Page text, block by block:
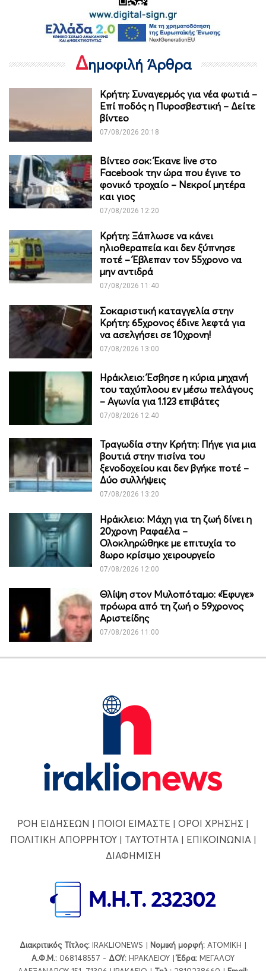
Δημοφιλή Άρθρα
Κρήτη: Συναγερμός για νέα φωτιά –
Επί ποδός η Πυροσβεστική – Δείτε
βίντεο
07/08/2026 20:18
Βίντεο σοκ: Έκανε live στο
Facebook την ώρα που έγινε το
φονικό τροχαίο – Νεκροί μητέρα
και γιος
07/08/2026 12:20
Κρήτη: Ξάπλωσε να κάνει
ηλιοθεραπεία και δεν ξύπνησε
ποτέ – Έβλεπαν τον 55χρονο να
μην αντιδρά
07/08/2026 11:40
Σοκαριστική καταγγελία στην
Κρήτη: 65χρονος έδινε λεφτά για
να ασελγήσει σε 10χρονη!
07/08/2026 13:00
Ηράκλειο: Έσβησε η κύρια μηχανή
του ταχύπλοου εν μέσω πελάγους
– Αγωνία για 1.123 επιβάτες
07/08/2026 12:40
Τραγωδία στην Κρήτη: Πήγε για μια
βουτιά στην πισίνα του
ξενοδοχείου και δεν βγήκε ποτέ –
Δύο συλλήψεις
07/08/2026 13:20
Ηράκλειο: Μάχη για τη ζωή δίνει η
20χρονη Ραφαέλα –
Ολοκληρώθηκε με επιτυχία το
8ωρο κρίσιμο χειρουργείο
07/08/2026 12:00
Θλίψη στον Μυλοπόταμο: «Έφυγε»
πρόωρα από τη ζωή ο 59χρονος
Αριστείδης
07/08/2026 11:00
ΡΟΗ ΕΙΔΗΣΕΩΝ | ΠΟΙΟΙ ΕΙΜΑΣΤΕ | ΟΡΟΙ ΧΡΗΣΗΣ |
ΠΟΛΙΤΙΚΗ ΑΠΟΡΡΗΤΟΥ| ΤΑΥΤΟΤΗΤΑ | ΕΠΙΚΟΙΝΩΝΙΑ |
ΔΙΑΦΗΜΙΣΗ
Διακριτικός Τίτλος: IRAKLIONEWS | Νομική μορφή: ΑΤΟΜΙΚΗ |
Α.Φ.Μ.: 068148557 - ΔΟΥ: ΗΡΑΚΛΕΙΟΥ |Έδρα: ΜΕΓΑΛΟΥ